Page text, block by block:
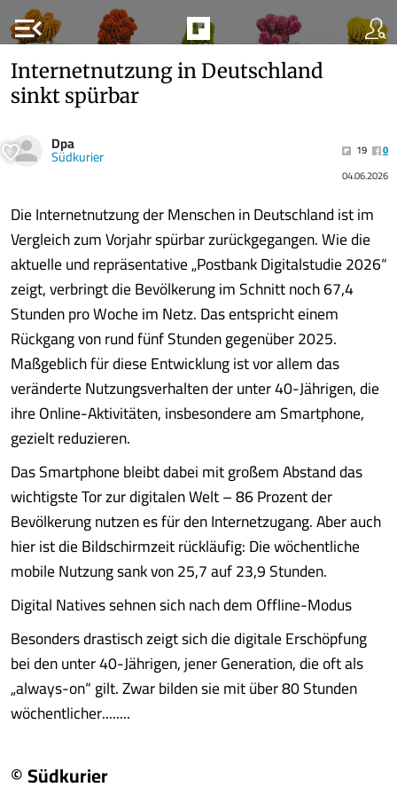
menu_open
Internetnutzung in Deutschland
sinkt spürbar
Dpa
Südkurier 19
0
04.06.2026
Die Internetnutzung der Menschen in Deutschland ist im
Vergleich zum Vorjahr spürbar zurückgegangen. Wie die
aktuelle und repräsentative „Postbank Digitalstudie 2026“
zeigt, verbringt die Bevölkerung im Schnitt noch 67,4
Stunden pro Woche im Netz. Das entspricht einem
Rückgang von rund fünf Stunden gegenüber 2025.
Maßgeblich für diese Entwicklung ist vor allem das
veränderte Nutzungsverhalten der unter 40-Jährigen, die
ihre Online-Aktivitäten, insbesondere am Smartphone,
gezielt reduzieren.
Das Smartphone bleibt dabei mit großem Abstand das
wichtigste Tor zur digitalen Welt – 86 Prozent der
Bevölkerung nutzen es für den Internetzugang. Aber auch
hier ist die Bildschirmzeit rückläufig: Die wöchentliche
mobile Nutzung sank von 25,7 auf 23,9 Stunden.
Digital Natives sehnen sich nach dem Offline-Modus
Besonders drastisch zeigt sich die digitale Erschöpfung
bei den unter 40-Jährigen, jener Generation, die oft als
„always-on“ gilt. Zwar bilden sie mit über 80 Stunden
wöchentlicher........
© Südkurier